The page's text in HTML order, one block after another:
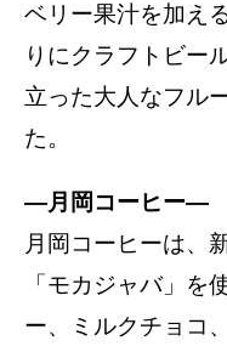
ベリー果汁を加え
りにクラフトビー
立った大人なフル
た。
―月岡コーヒー―
月岡コーヒーは、
「モカジャバ」を
ー、ミルクチョコ